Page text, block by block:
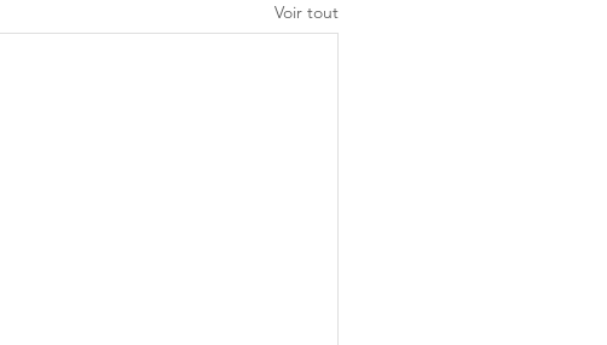
Voir tout